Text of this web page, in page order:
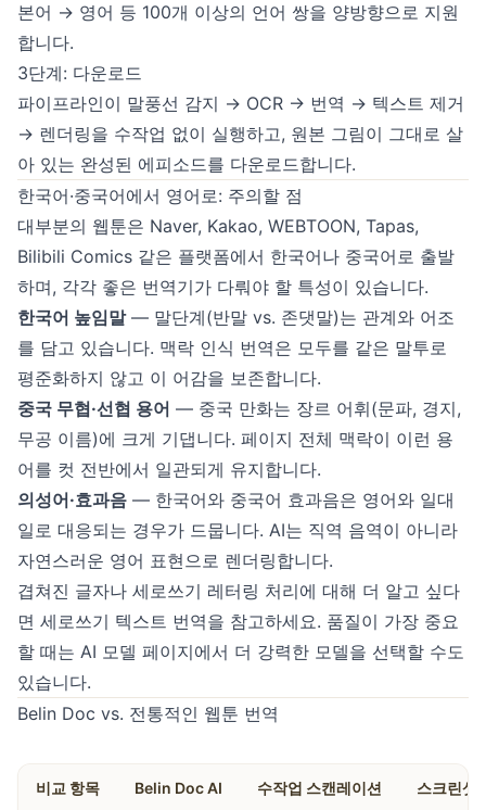
본어 → 영어 등 100개 이상의 언어 쌍을 양방향으로 지원
합니다.
3단계: 다운로드
파이프라인이 말풍선 감지 → OCR → 번역 → 텍스트 제거
→ 렌더링을 수작업 없이 실행하고, 원본 그림이 그대로 살
아 있는 완성된 에피소드를 다운로드합니다.
한국어·중국어에서 영어로: 주의할 점
대부분의 웹툰은 Naver, Kakao, WEBTOON, Tapas,
Bilibili Comics 같은 플랫폼에서 한국어나 중국어로 출발
하며, 각각 좋은 번역기가 다뤄야 할 특성이 있습니다.
한국어 높임말— 말단계(반말 vs. 존댓말)는 관계와 어조
를 담고 있습니다. 맥락 인식 번역은 모두를 같은 말투로
평준화하지 않고 이 어감을 보존합니다.
중국 무협·선협 용어 — 중국 만화는 장르 어휘(문파, 경지,
무공 이름)에 크게 기댑니다. 페이지 전체 맥락이 이런 용
어를 컷 전반에서 일관되게 유지합니다.
의성어·효과음 — 한국어와 중국어 효과음은 영어와 일대
일로 대응되는 경우가 드뭅니다. AI는 직역 음역이 아니라
자연스러운 영어 표현으로 렌더링합니다.
겹쳐진 글자나 세로쓰기 레터링 처리에 대해 더 알고 싶다
면 세로쓰기 텍스트 번역을 참고하세요. 품질이 가장 중요
할 때는 AI 모델 페이지에서 더 강력한 모델을 선택할 수도
있습니다.
Belin Doc vs. 전통적인 웹툰 번역
비교 항목 Belin Doc AI 수작업 스캔레이션 스크린샷